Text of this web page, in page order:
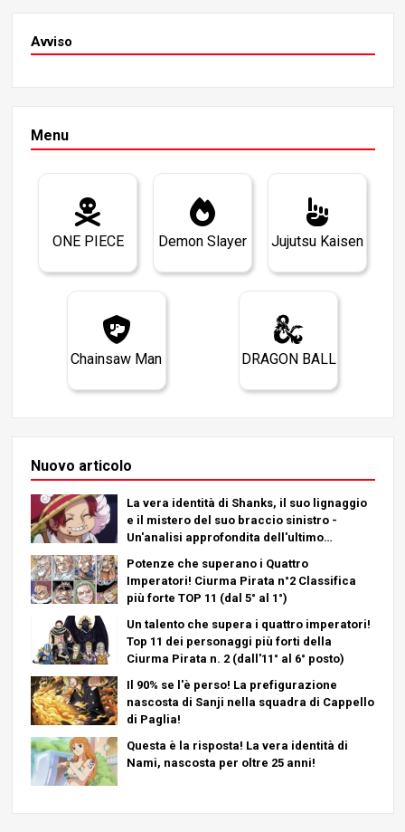
Avviso
Menu
ONE PIECE Demon Slayer Jujutsu Kaisen
Chainsaw Man DRAGON BALL
Nuovo articolo
La vera identità di Shanks, il suo lignaggio
e il mistero del suo braccio sinistro -
Un'analisi approfondita dell'ultimo
Potenze che superano i Quattro
Imperatori! Ciurma Pirata n°2 Classifica
più forte TOP 11 (dal 5° al 1°)
Un talento che supera i quattro imperatori!
Top 11 dei personaggi più forti della
Ciurma Pirata n. 2 (dall'11° al 6° posto)
Il 90% se l'è perso! La prefigurazione
nascosta di Sanji nella squadra di Cappello
di Paglia!
Questa è la risposta! La vera identità di
Nami, nascosta per oltre 25 anni!